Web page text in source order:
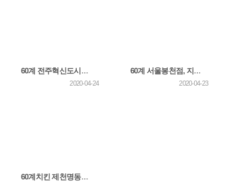
60계 전주혁신도시점, 지역 한부모 가정 아이들에게 '사랑의 치킨나눔' 봉사활동
2020-04-24
60계 서울봉천점, 지역 아동센터 '청운보육원'에 사랑의 치킨나눔 봉사활동
2020-04-23
60계치킨 제천명동점, '발달장애인 주간활동센터'에 사랑의 치킨나눔 봉사활동